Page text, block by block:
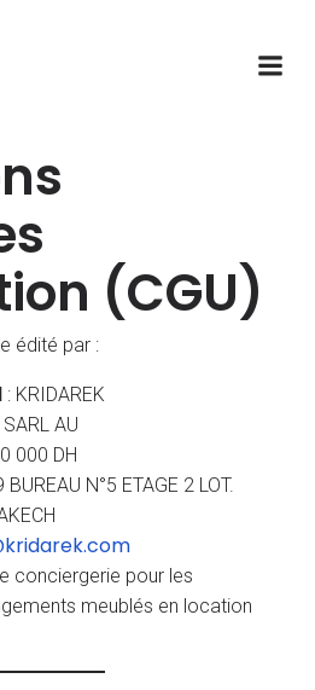
(CGU)
édité par :
: KRIDAREK
SARL AU
000 DH
BUREAU N°5 ETAGE 2 LOT.
conciergerie pour les
meublés en location